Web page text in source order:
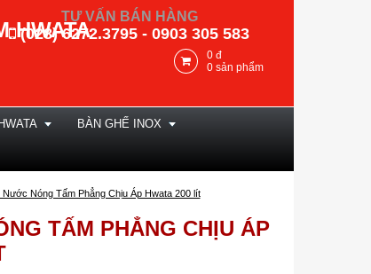
0 đ
0 sản phẩm
HWATA
TƯ VẤN BÁN HÀNG
(028) 6272.3795 - 0903 305 583
BÀN GHẾ INOX
Nước Nóng Tấm Phẳng Chịu Áp Hwata 200 lít
TẤM PHẲNG CHỊU ÁP